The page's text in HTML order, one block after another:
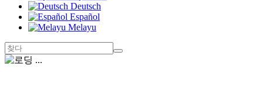
Deutsch
Español
Melayu